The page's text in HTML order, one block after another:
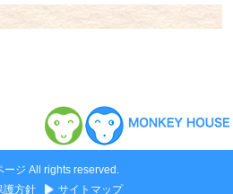
ジ All rights reserved.
護方針 サイトマップ